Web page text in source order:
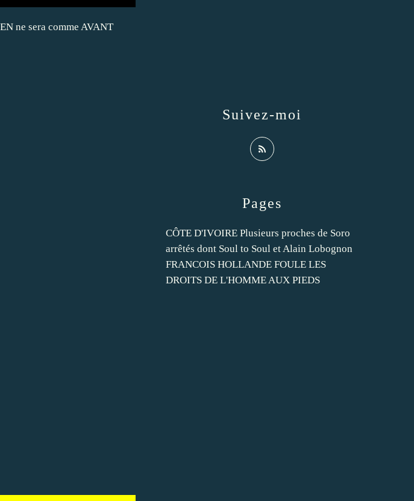
Pages
CÔTE D'IVOIRE Plusieurs proches de Soro
arrêtés dont Soul to Soul et Alain Lobognon
FRANCOIS HOLLANDE FOULE LES
DROITS DE L'HOMME AUX PIEDS
Suivez-moi